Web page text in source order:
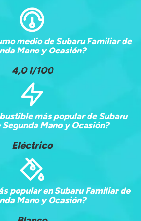
medio de Subaru Familiar de
Mano y Ocasión?
4,0 l/100
más popular de Subaru
Mano y Ocasión?
Eléctrico
popular en Subaru Familiar de
Mano y Ocasión?